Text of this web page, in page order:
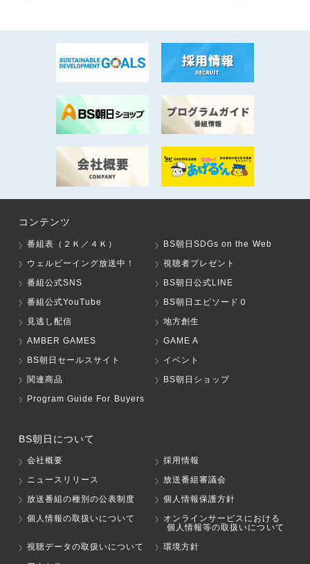
コンテンツ
番組表（２Ｋ／４Ｋ）
BS朝日SDGs on the Web
ウェルビーイング放送中！
視聴者プレゼント
番組公式SNS
BS朝日公式LINE
番組公式YouTube
BS朝日エピソード０
見逃し配信
地方創生
AMBER GAMES
GAME A
BS朝日セールスサイト
イベント
関連商品
BS朝日ショップ
Program Guide For Buyers
BS朝日について
会社概要
採用情報
ニュースリリース
放送番組審議会
放送番組の種別の公表制度
個人情報保護方針
個人情報の取扱いについて
オンラインサービスにおける
個人情報等の取扱いについて
視聴データの取扱いについて
環境方針